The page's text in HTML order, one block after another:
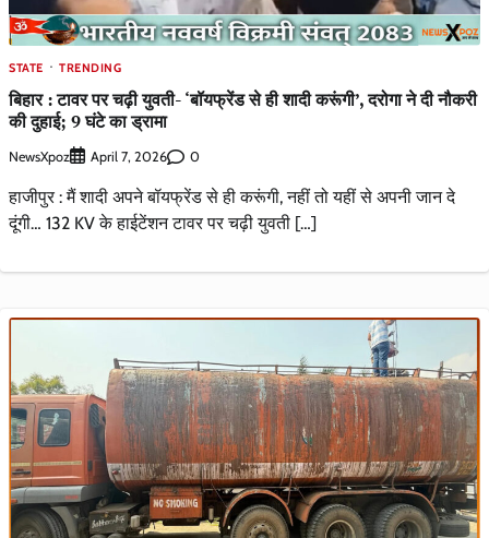
STATE TRENDING
बिहार : टावर पर चढ़ी युवती- ‘बॉयफ्रेंड से ही शादी करूंगी’, दरोगा ने दी नौकरी
की दुहाई; 9 घंटे का ड्रामा
NewsXpoz April 7, 2026 0
हाजीपुर : मैं शादी अपने बॉयफ्रेंड से ही करूंगी, नहीं तो यहीं से अपनी जान दे
दूंगी… 132 KV के हाईटेंशन टावर पर चढ़ी युवती […]